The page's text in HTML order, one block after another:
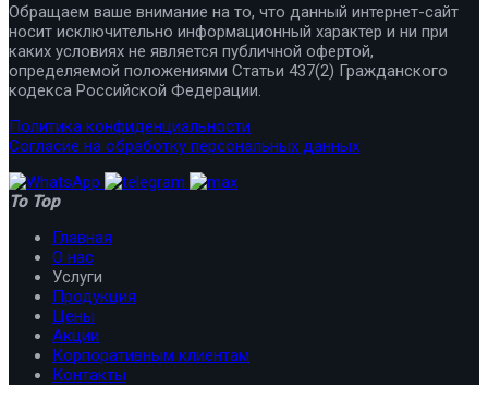
Обращаем ваше внимание на то, что данный интернет-сайт
носит исключительно информационный характер и ни при
каких условиях не является публичной офертой,
определяемой положениями Статьи 437(2) Гражданского
кодекса Российской Федерации.
Политика конфиденциальности
Согласие на обработку персональных данных
To Top
Главная
О нас
Услуги
Продукция
Цены
Акции
Корпоративным клиентам
Контакты